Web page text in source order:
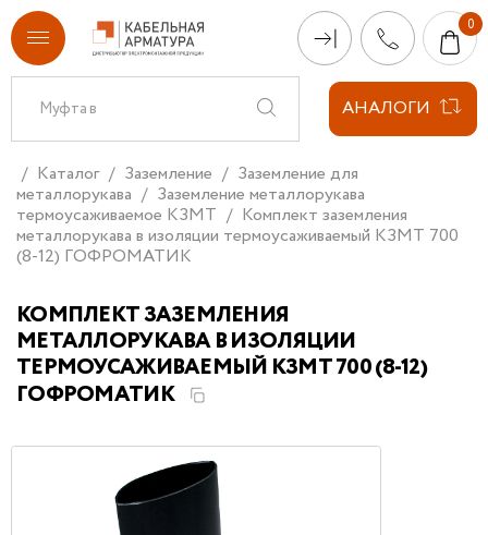
АНАЛОГИ
Каталог Заземление
Заземление для
металлорукава
Заземление металлорукава
термоусаживаемое КЗМТ
Комплект заземления
металлорукава в изоляции термоусаживаемый КЗМТ 700
(8-12) ГОФРОМАТИК
КОМПЛЕКТ ЗАЗЕМЛЕНИЯ
МЕТАЛЛОРУКАВА В ИЗОЛЯЦИИ
ТЕРМОУСАЖИВАЕМЫЙ КЗМТ 700 (8-12)
ГОФРОМАТИК